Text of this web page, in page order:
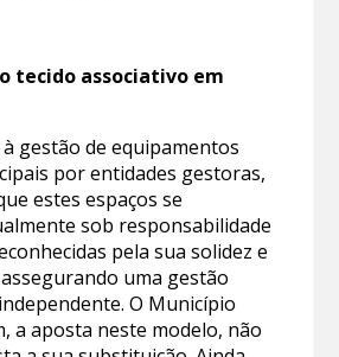
tecido associativo em
gestão de equipamentos
por entidades gestoras,
estes espaços se
sob responsabilidade
pela sua solidez e
uma gestão
O Município
a aposta neste modelo, não